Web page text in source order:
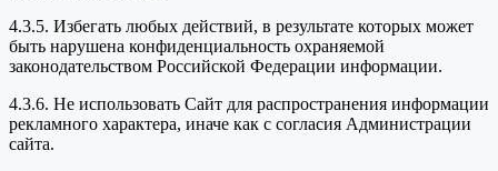
4.3.5. Избегать любых действий, в результате которых может
быть нарушена конфиденциальность охраняемой
законодательством Российской Федерации информации.
4.3.6. Не использовать Сайт для распространения информации
рекламного характера, иначе как с согласия Администрации
сайта.